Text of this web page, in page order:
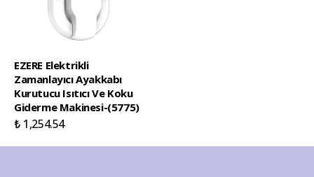
EZERE Elektrikli
Zamanlayıcı Ayakkabı
Kurutucu Isıtıcı Ve Koku
Giderme Makinesi-(5775)
₺ 1,254.54